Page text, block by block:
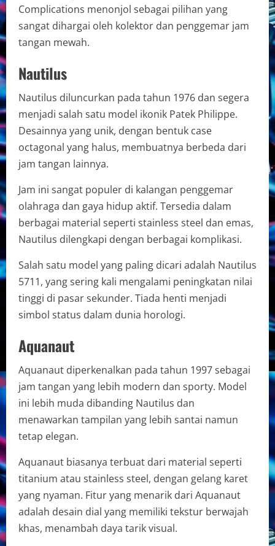
Complications menonjol sebagai pilihan yang
sangat dihargai oleh kolektor dan penggemar jam
tangan mewah.
Nautilus
Nautilus diluncurkan pada tahun 1976 dan segera
menjadi salah satu model ikonik Patek Philippe.
Desainnya yang unik, dengan bentuk case
octagonal yang halus, membuatnya berbeda dari
jam tangan lainnya.
Jam ini sangat populer di kalangan penggemar
olahraga dan gaya hidup aktif. Tersedia dalam
berbagai material seperti stainless steel dan emas,
Nautilus dilengkapi dengan berbagai komplikasi.
Salah satu model yang paling dicari adalah Nautilus
5711, yang sering kali mengalami peningkatan nilai
tinggi di pasar sekunder. Tiada henti menjadi
simbol status dalam dunia horologi.
Aquanaut
Aquanaut diperkenalkan pada tahun 1997 sebagai
jam tangan yang lebih modern dan sporty. Model
ini lebih muda dibanding Nautilus dan
menawarkan tampilan yang lebih santai namun
tetap elegan.
Aquanaut biasanya terbuat dari material seperti
titanium atau stainless steel, dengan gelang karet
yang nyaman. Fitur yang menarik dari Aquanaut
adalah desain dial yang memiliki tekstur berwajah
khas, menambah daya tarik visual.